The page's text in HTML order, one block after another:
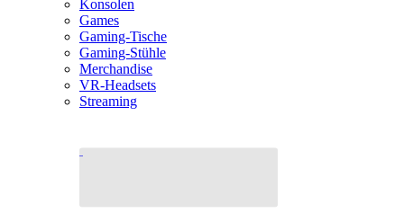
Konsolen
Games
Gaming-Tische
Gaming-Stühle
Merchandise
VR-Headsets
Streaming